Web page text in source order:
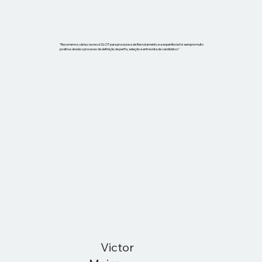
"Recorremos várias vezes à SLOT para processos de Recrutamento e a experiência foi sempre muito
positiva: desde o processo de definição de perfis, seleção e entrevista de candidatos."
Victor